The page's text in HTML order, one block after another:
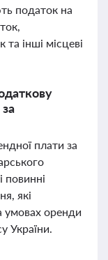
податок на
інші місцеві
плати за
повинні
які
умовах оренди
України.